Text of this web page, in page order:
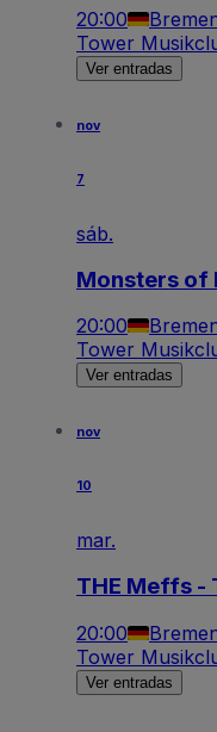
20:00
Tower
Ver entradas
nov
7
sáb.
Monsters of
20:00
Tower
Ver entradas
nov
10
mar.
THE Meffs -
20:00
Tower
Ver entradas